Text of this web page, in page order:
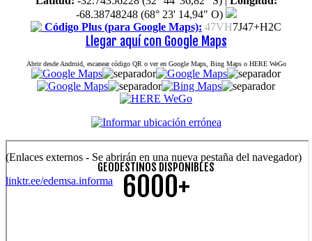
-68.38748248 (68° 23' 14,94" O)
Código Plus (para Google Maps): 47VH7J47+H2C
Llegar aquí con Google Maps
Abrir desde Android, escanear código QR o ver en Google Maps, Bing Maps o HERE WeGo
(Enlaces externos - Se abrirán en una nueva pestaña del navegador)
linktr.ee/edemsa.informa
GEODESTINOS DISPONIBLES
6000+